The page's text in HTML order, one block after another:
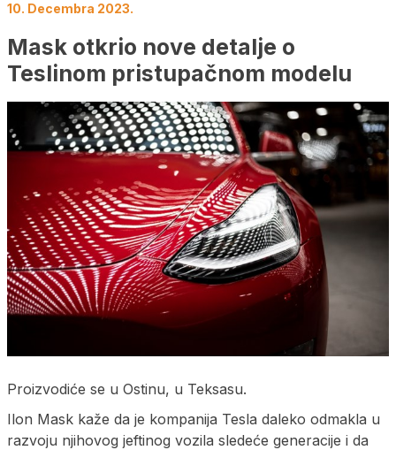
10. Decembra 2023.
Mask otkrio nove detalje o
Teslinom pristupačnom modelu
Proizvodiće se u Ostinu, u Teksasu.
Ilon Mask kaže da je kompanija Tesla daleko odmakla u
razvoju njihovog jeftinog vozila sledeće generacije i da